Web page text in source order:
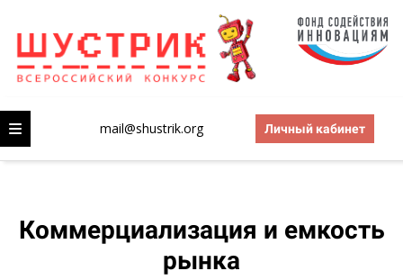
mail@shustrik.org Личный кабинет
Коммерциализация и емкость
рынка